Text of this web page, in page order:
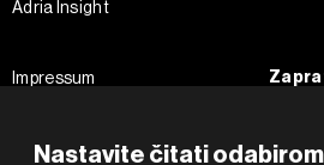
Nastavite čitati
Adria Insight
Impressum
Pravila privatnosti